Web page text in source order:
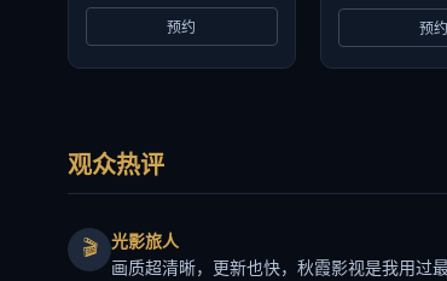
预约 预约
观众热评
🎬
光影旅人
画质超清晰，更新也快，秋霞影视是我用过